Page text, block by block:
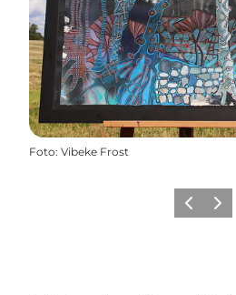
Foto: Vibeke Frost
ZurückWeiter